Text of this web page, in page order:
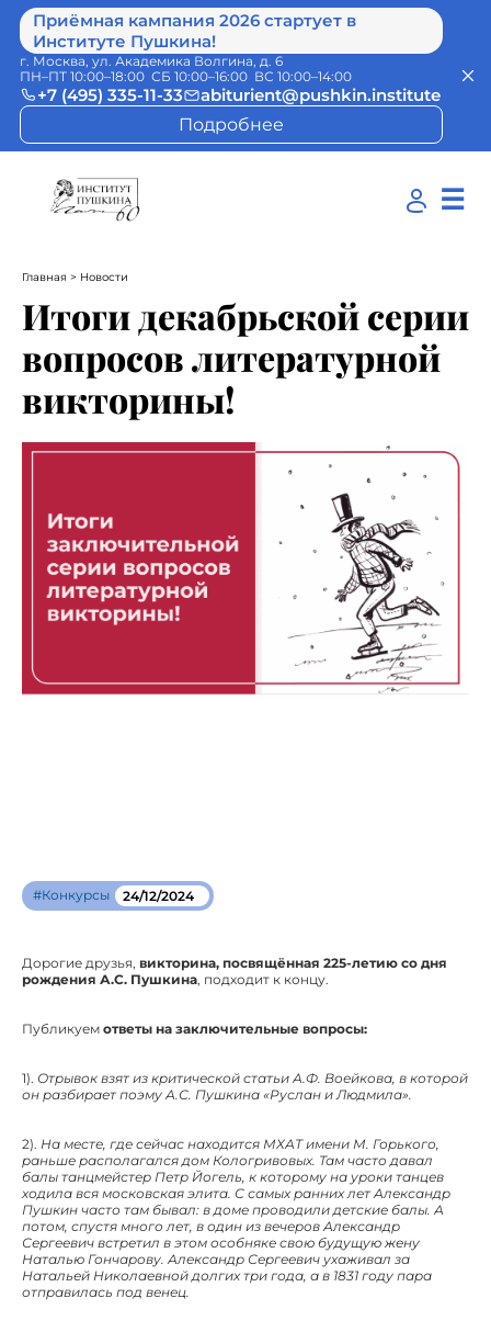
Приёмная кампания 2026 стартует в
Институте Пушкина!
г. Москва, ул. Академика Волгина, д. 6
ПН–ПТ 10:00–18:00 СБ 10:00–16:00 ВС 10:00–14:00
+7 (495) 335-11-33
abiturient@pushkin.institute
Подробнее
☰
Главная > Новости
Итоги декабрьской серии
вопросов литературной
викторины!
#Конкурсы 24/12/2024
Дорогие друзья, викторина, посвящённая 225-летию со дня
рождения А.С. Пушкина, подходит к концу.
Публикуем ответы на заключительные вопросы:
1). Отрывок взят из критической статьи А.Ф. Воейкова, в которой
он разбирает поэму А.С. Пушкина «Руслан и Людмила».
2). На месте, где сейчас находится МХАТ имени М. Горького,
раньше располагался дом Кологривовых. Там часто давал
балы танцмейстер Петр Йогель, к которому на уроки танцев
ходила вся московская элита. С самых ранних лет Александр
Пушкин часто там бывал: в доме проводили детские балы. А
потом, спустя много лет, в один из вечеров Александр
Сергеевич встретил в этом особняке свою будущую жену
Наталью Гончарову. Александр Сергеевич ухаживал за
Натальей Николаевной долгих три года, а в 1831 году пара
отправилась под венец.